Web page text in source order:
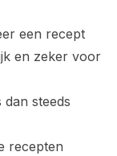
een recept
en zeker voor
steeds
recepten